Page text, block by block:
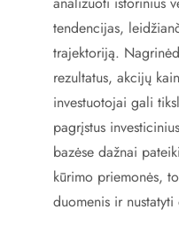
tendencijas,
trajektoriją.
rezultatus, akcijų
investuotojai gali
pagrįstus
bazėse dažnai
kūrimo priemonės,
duomenis ir nustatyti